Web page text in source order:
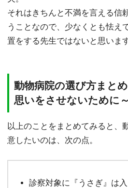
それはきちんと不満を言える信
うことなので、少なくとも怯え
置をする先生ではないと思います
動物病院の選び方まと
思いをさせないために～
以上のことをまとめてみると、
意したいのは、次の点。
診察対象に『うさぎ』は